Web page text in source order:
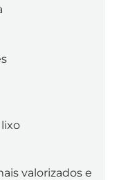
valorizados e